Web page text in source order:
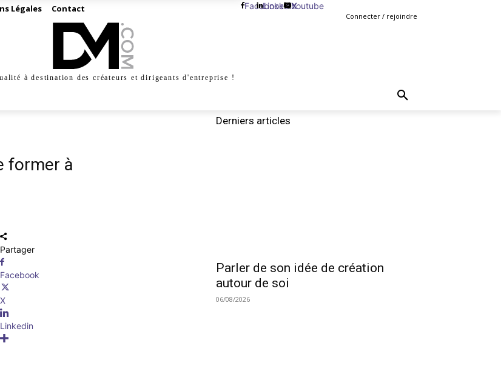
Légales Contact Facebook
Linkedin
X
Youtube
Connecter / rejoindre
à destination des créateurs et dirigeants d'entreprise !
former à
Partager
Facebook
X
Linkedin
Derniers articles
Parler de son idée de création
autour de soi
06/08/2026